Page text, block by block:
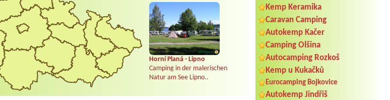
Kemp Keramika
Caravan Camping
Autokemp Kačer
Camping Olšina
Autocamping Rozkoš
Kemp u Kukačků
Eurocamping Bojkovice
Autokemp Jindřiš
Horní Planá - Lipno
Camping in der malerischen
Natur am See Lipno..